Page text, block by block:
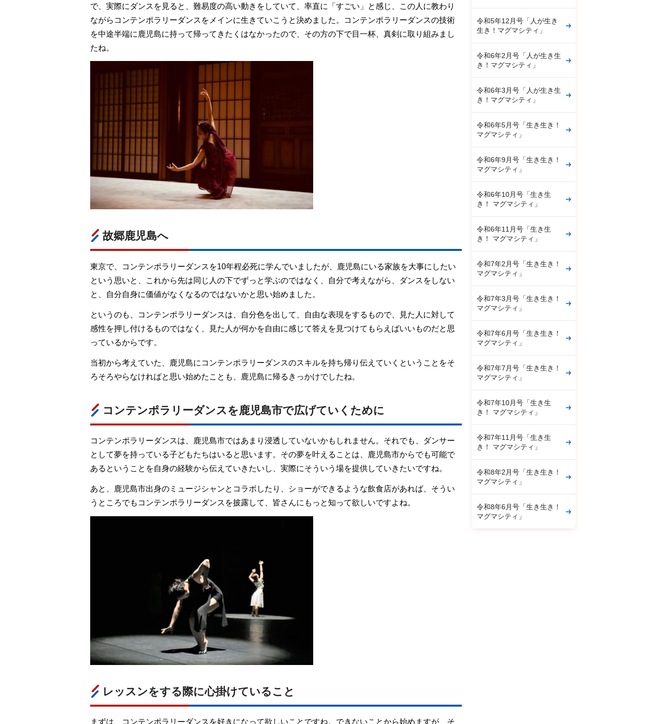
で、実際にダンスを見ると、難易度の高い動きをしていて、率直に「すごい」と感じ、この人に教わり
ながらコンテンポラリーダンスをメインに生きていこうと決めました。コンテンポラリーダンスの技術
を中途半端に鹿児島に持って帰ってきたくはなかったので、その方の下で目一杯、真剣に取り組みまし
たね。
故郷鹿児島へ
東京で、コンテンポラリーダンスを10年程必死に学んでいましたが、鹿児島にいる家族を大事にしたい
という思いと、これから先は同じ人の下でずっと学ぶのではなく、自分で考えながら、ダンスをしない
と、自分自身に価値がなくなるのではないかと思い始めました。
というのも、コンテンポラリーダンスは、自分色を出して、自由な表現をするもので、見た人に対して
感性を押し付けるものではなく、見た人が何かを自由に感じて答えを見つけてもらえばいいものだと思
っているからです。
当初から考えていた、鹿児島にコンテンポラリーダンスのスキルを持ち帰り伝えていくということをそ
ろそろやらなければと思い始めたことも、鹿児島に帰るきっかけでしたね。
コンテンポラリーダンスを鹿児島市で広げていくために
コンテンポラリーダンスは、鹿児島市ではあまり浸透していないかもしれません。それでも、ダンサー
として夢を持っている子どもたちはいると思います。その夢を叶えることは、鹿児島市からでも可能で
あるということを自身の経験から伝えていきたいし、実際にそういう場を提供していきたいですね。
あと、鹿児島市出身のミュージシャンとコラボしたり、ショーができるような飲食店があれば、そうい
うところでもコンテンポラリーダンスを披露して、皆さんにもっと知って欲しいですよね。
レッスンをする際に心掛けていること
まずは、コンテンポラリーダンスを好きになって欲しいことですね。できないことから始めますが、そ
令和5年12月号「人が生き
生き！マグマシティ」
令和6年2月号「人が生き生
き！マグマシティ」
令和6年3月号「人が生き生
き！マグマシティ」
令和6年5月号「生き生き！
マグマシティ」
令和6年9月号「生き生き！
マグマシティ」
令和6年10月号「生き生
き！ マグマシティ」
令和6年11月号「生き生
き！ マグマシティ」
令和7年2月号「生き生き！
マグマシティ」
令和7年3月号「生き生き！
マグマシティ」
令和7年6月号「生き生き！
マグマシティ」
令和7年7月号「生き生き！
マグマシティ」
令和7年10月号「生き生
き！ マグマシティ」
令和7年11月号「生き生
き！ マグマシティ」
令和8年2月号「生き生き！
マグマシティ」
令和8年6月号「生き生き！
マグマシティ」